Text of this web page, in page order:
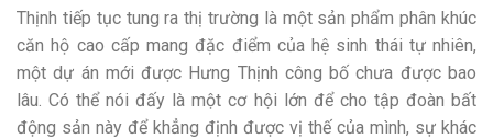
Thịnh tiếp tục tung ra thị trường là một sản phẩm phân khúc
căn hộ cao cấp mang đặc điểm của hệ sinh thái tự nhiên,
một dự án mới được Hưng Thịnh công bố chưa được bao
lâu. Có thể nói đấy là một cơ hội lớn để cho tập đoàn bất
động sản này để khẳng định được vị thế của mình, sự khác